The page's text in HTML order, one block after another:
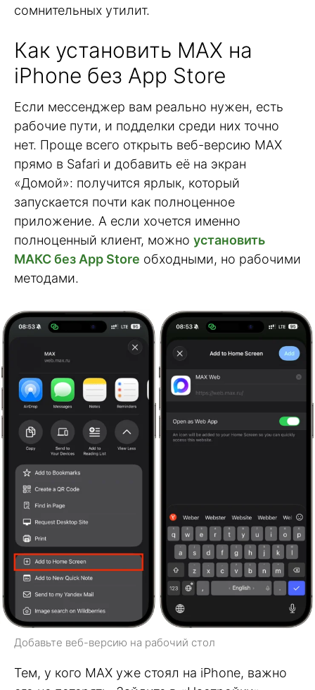
сомнительных утилит.
Как установить MAX на
iPhone без App Store
Если мессенджер вам реально нужен, есть
рабочие пути, и подделки среди них точно
нет. Проще всего открыть веб-версию MAX
прямо в Safari и добавить её на экран
«Домой»: получится ярлык, который
запускается почти как полноценное
приложение. А если хочется именно
полноценный клиент, можно установить
МАКС без App Store обходными, но рабочими
методами.
Добавьте веб-версию на рабочий стол
Тем, у кого MAX уже стоял на iPhone, важно